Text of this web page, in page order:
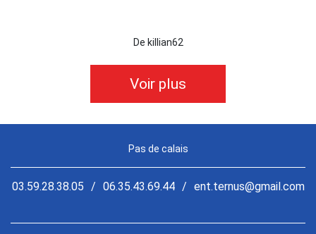
De killian62
Voir plus
Pas de calais
03.59.28.38.05 / 06.35.43.69.44 / ent.ternus@gmail.com